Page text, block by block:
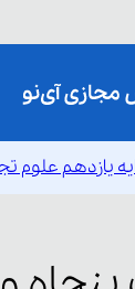
یازدهم علوم